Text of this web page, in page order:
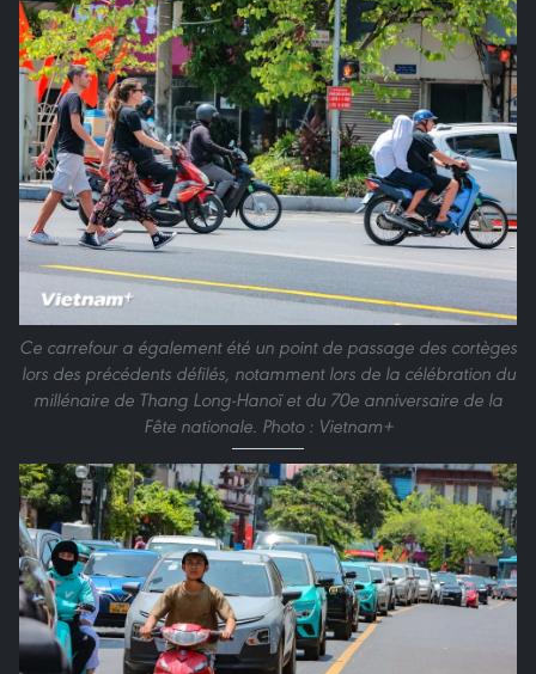
Ce carrefour a également été un point de passage des cortèges
lors des précédents défilés, notamment lors de la célébration du
millénaire de Thang Long-Hanoï et du 70e anniversaire de la
Fête nationale. Photo : Vietnam+